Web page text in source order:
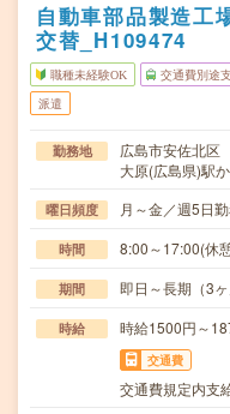
自動車部品製造工
交替_H109474
職種未経験OK 交通費別途
派遣
勤務地
広島市安佐北区
大原(広島県)駅
曜日頻度 月～金／週5日
時間 8:00～17:00(休
期間 即日～長期（3
時給 時給1500円～
交通費
交通費規定内支